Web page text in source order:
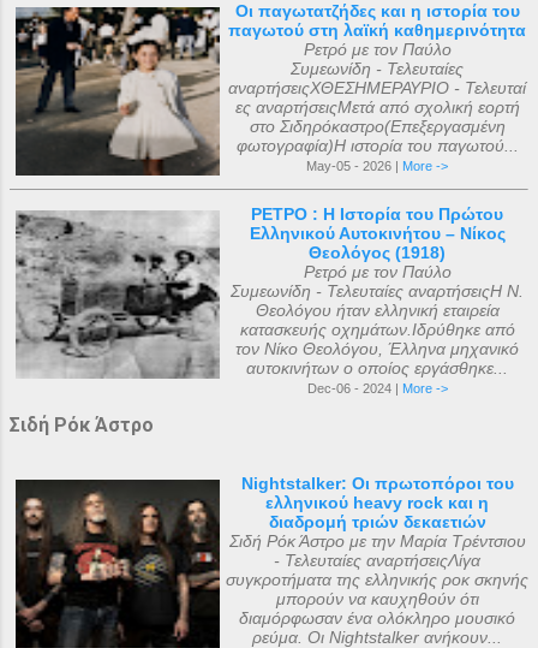
Οι παγωτατζήδες και η ιστορία του
παγωτού στη λαϊκή καθημερινότητα
Ρετρό με τον Παύλο
Συμεωνίδη - Τελευταίες
αναρτήσειςΧΘΕΣΗΜΕΡΑΥΡΙΟ - Τελευταί
ες αναρτήσειςΜετά από σχολική εορτή
στο Σιδηρόκαστρο(Επεξεργασμένη
φωτογραφία)Η ιστορία του παγωτού...
May-05 - 2026 | More ->
ΡΕΤΡΟ : Η Ιστορία του Πρώτου
Ελληνικού Αυτοκινήτου – Νίκος
Θεολόγος (1918)
Ρετρό με τον Παύλο
Συμεωνίδη - Τελευταίες αναρτήσειςΗ Ν.
Θεολόγου ήταν ελληνική εταιρεία
κατασκευής οχημάτων.Ιδρύθηκε από
τον Νίκο Θεολόγου, Έλληνα μηχανικό
αυτοκινήτων ο οποίος εργάσθηκε...
Dec-06 - 2024 | More ->
Σιδή Ρόκ Άστρο
Nightstalker: Οι πρωτοπόροι του
ελληνικού heavy rock και η
διαδρομή τριών δεκαετιών
Σιδή Ρόκ Άστρο με την Μαρία Τρέντσιου
- Τελευταίες αναρτήσειςΛίγα
συγκροτήματα της ελληνικής ροκ σκηνής
μπορούν να καυχηθούν ότι
διαμόρφωσαν ένα ολόκληρο μουσικό
ρεύμα. Οι Nightstalker ανήκουν...